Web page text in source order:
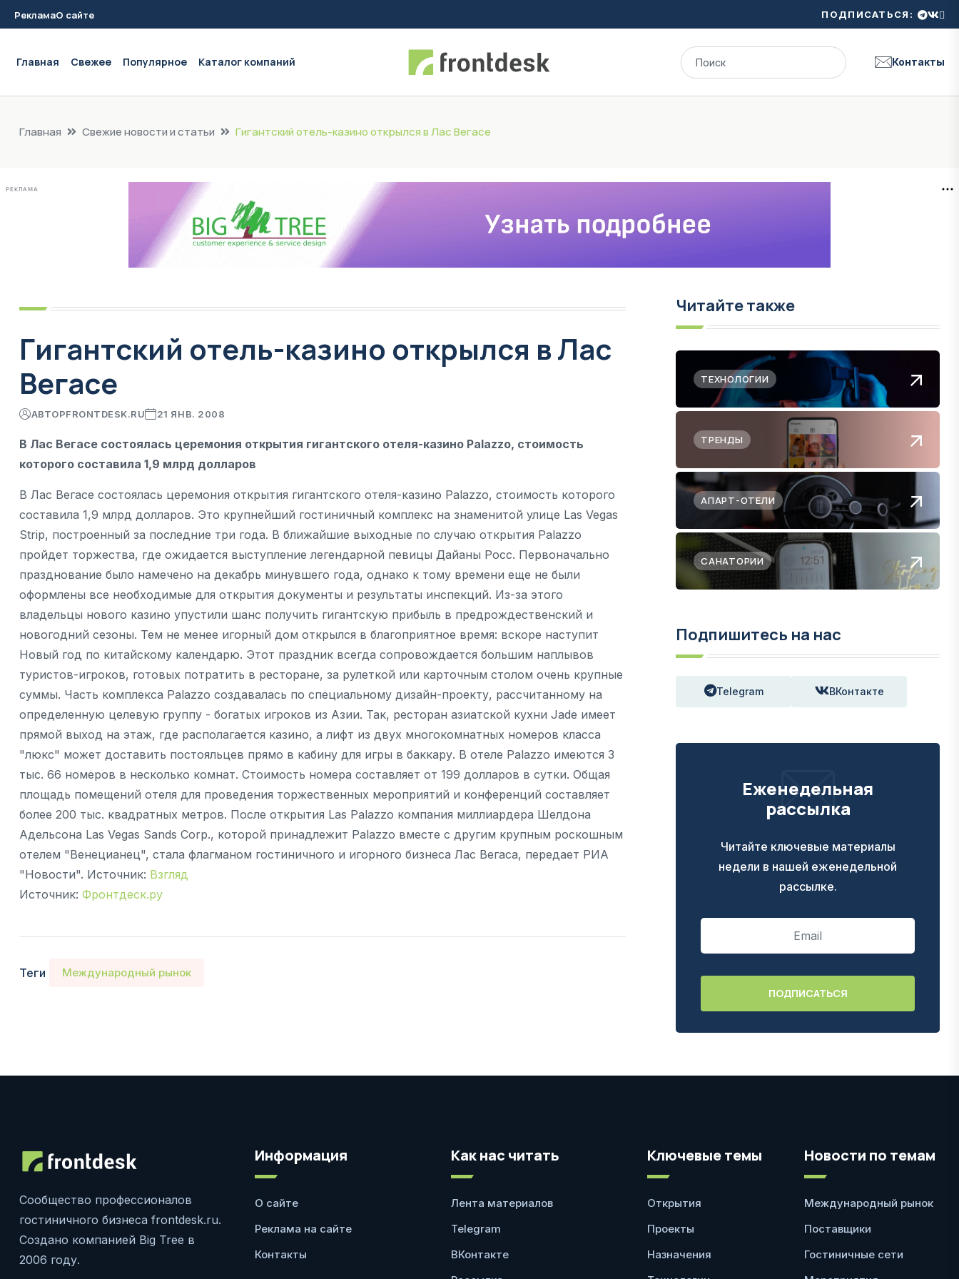
РекламаО сайте ПОДПИСАТЬСЯ:
Главная Свежее Популярное Каталог компаний Контакты
Главная Свежие новости и статьи Гигантский отель-казино открылся в Лас Вегасе
РЕКЛАМА
Гигантский отель-казино открылся в Лас
Вегасе
АВТОРFRONTDESK.RU 21 ЯНВ. 2008
В Лас Вегасе состоялась церемония открытия гигантского отеля-казино Palazzo, стоимость
которого составила 1,9 млрд долларов
В Лас Вегасе состоялась церемония открытия гигантского отеля-казино Palazzo, стоимость которого
составила 1,9 млрд долларов. Это крупнейший гостиничный комплекс на знаменитой улице Las Vegas
Strip, построенный за последние три года. В ближайшие выходные по случаю открытия Palazzo
пройдет торжества, где ожидается выступление легендарной певицы Дайаны Росс. Первоначально
празднование было намечено на декабрь минувшего года, однако к тому времени еще не были
оформлены все необходимые для открытия документы и результаты инспекций. Из-за этого
владельцы нового казино упустили шанс получить гигантскую прибыль в предрождественский и
новогодний сезоны. Тем не менее игорный дом открылся в благоприятное время: вскоре наступит
Новый год по китайскому календарю. Этот праздник всегда сопровождается большим наплывов
туристов-игроков, готовых потратить в ресторане, за рулеткой или карточным столом очень крупные
суммы. Часть комплекса Palazzo создавалась по специальному дизайн-проекту, рассчитанному на
определенную целевую группу - богатых игроков из Азии. Так, ресторан азиатской кухни Jade имеет
прямой выход на этаж, где располагается казино, а лифт из двух многокомнатных номеров класса
"люкс" может доставить постояльцев прямо в кабину для игры в баккару. В отеле Palazzo имеются 3
тыс. 66 номеров в несколько комнат. Стоимость номера составляет от 199 долларов в сутки. Общая
площадь помещений отеля для проведения торжественных мероприятий и конференций составляет
более 200 тыс. квадратных метров. После открытия Las Palazzo компания миллиардера Шелдона
Адельсона Las Vegas Sands Corp., которой принадлежит Palazzo вместе с другим крупным роскошным
отелем "Венецианец", стала флагманом гостиничного и игорного бизнеса Лас Вегаса, передает РИА
"Новости". Источник: Взгляд
Источник: Фронтдеск.ру
Теги Международный рынок
Читайте также
ТЕХНОЛОГИИ
ТРЕНДЫ
АПАРТ-ОТЕЛИ
САНАТОРИИ
Подпишитесь на нас
Telegram ВКонтакте
Еженедельная
рассылка
Читайте ключевые материалы
недели в нашей еженедельной
рассылке.
Сообщество профессионалов
гостиничного бизнеса frontdesk.ru.
Создано компанией Big Tree в
2006 году.
Информация
О сайте
Реклама на сайте
Контакты
Как нас читать
Лента материалов
Telegram
ВКонтакте
Ключевые темы
Открытия
Проекты
Назначения
Новости по темам
Международный рынок
Поставщики
Гостиничные сети